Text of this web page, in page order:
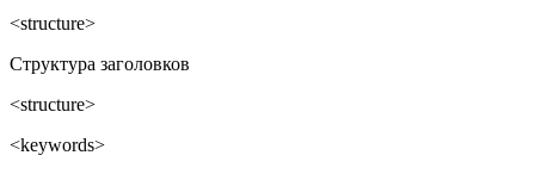
<structure>
Структура заголовков
<structure>
<keywords>